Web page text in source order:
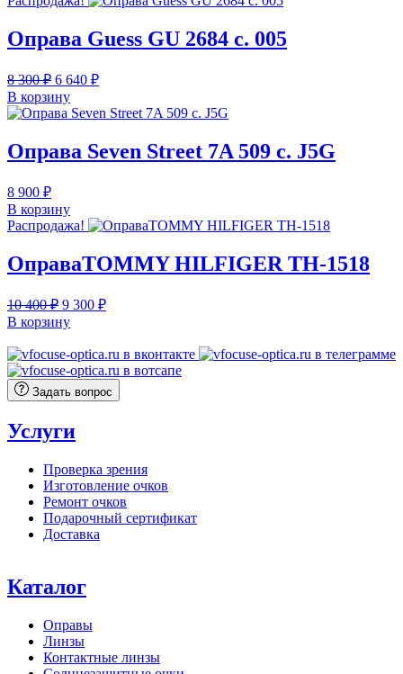
Оправа Guess GU 2684 c. 005
8 300₽ Первоначальная
цена
составляла
8
300 ₽.
6 640 ₽Текущая
6
В корзину
Оправа Seven Street 7A 509 c. J5G
8 900 ₽
В корзину
Распродажа!
ОправаTOMMY HILFIGER TH-1518
10 400₽ Первоначальная
цена
составляла
10
400 ₽.
9 300 ₽Текущая
300 ₽.
В корзину
Задать вопрос
Услуги
Проверка зрения
Изготовление очков
Ремонт очков
Подарочный сертификат
Доставка
Каталог
Оправы
Линзы
Контактные линзы